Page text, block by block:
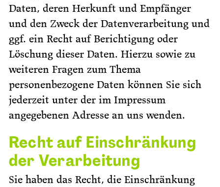
Daten, deren Herkunft und Empfänger
und den Zweck der Datenverarbeitung und
ggf. ein Recht auf Berichtigung oder
Löschung dieser Daten. Hierzu sowie zu
weiteren Fragen zum Thema
personenbezogene Daten können Sie sich
jederzeit unter der im Impressum
angegebenen Adresse an uns wenden.
Recht auf Einschränkung
der Verarbeitung
Sie haben das Recht, die Einschränkung